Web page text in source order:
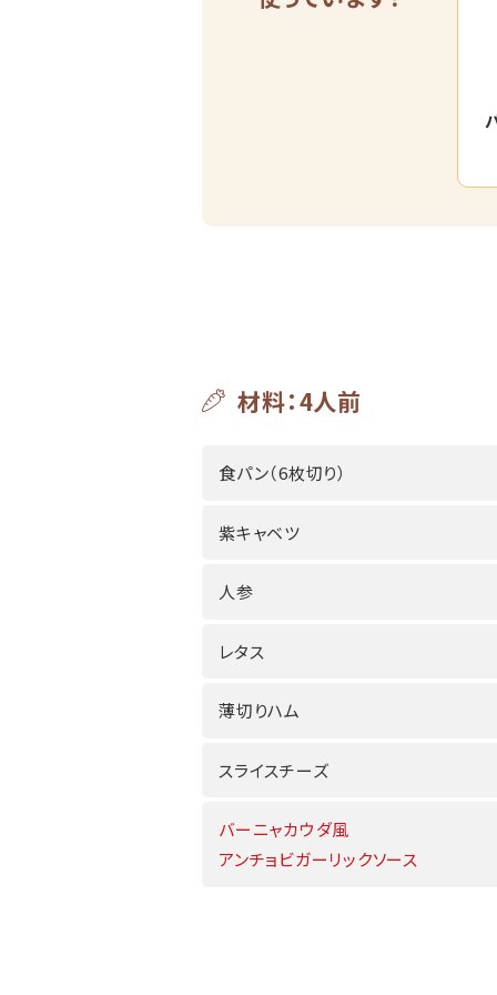
材料：4人前
食パン（6枚切り）
紫キャベツ
人参
レタス
薄切りハム
スライスチーズ
バーニャカウダ風
アンチョビガーリックソース